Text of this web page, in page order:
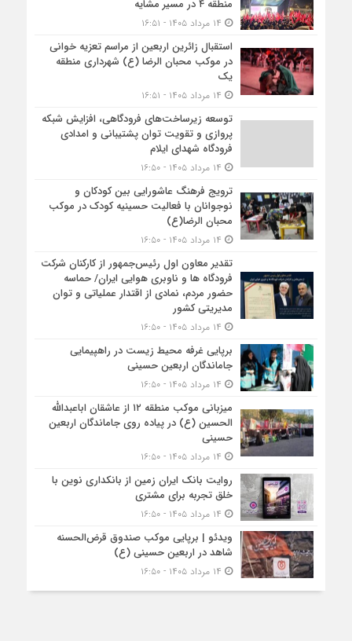
منطقه ۴ در مسیر مشایه
استقبال زائرین اربعین از مراسم تعزیه خوانی
در موکب محبان الرضا (ع) شهرداری منطقه
یک
توسعه زیرساخت‌های فرودگاهی، افزایش شبکه
پروازی و تقویت توان پشتیبانی و امدادی
فرودگاه شهدای ایلام
ترویج فرهنگ عاشورایی بین کودکان و
نوجوانان با فعالیت حسینیه کودک در موکب
محبان الرضا(ع)
تقدیر معاون اول رئیس‌جمهور از کارکنان شرکت
فرودگاه ها و ناوبری هوایی ایران/ حماسه
حضور مردم، نمادی از اقتدار عملیاتی و توان
مدیریتی کشور
برپایی غرفه محیط زیست در راهپیمایی
جاماندگان اربعین حسینی
میزبانی موکب منطقه ۱۲ از عاشقان اباعبدالله
الحسین (ع) در پیاده روی جاماندگان اربعین
حسینی
روایت بانک ایران زمین از بانکداری نوین با
خلق تجربه برای مشتری
ویدئو | برپایی موکب صندوق قرض‌الحسنه
شاهد در اربعین حسینی (ع)